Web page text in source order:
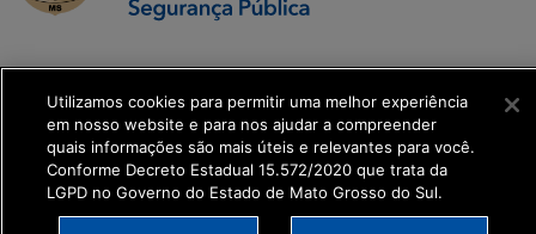
Transformação Digital
get_footer();
Utilizamos cookies para permitir uma melhor experiência
em nosso website e para nos ajudar a compreender
quais informações são mais úteis e relevantes para você.
Conforme Decreto Estadual 15.572/2020 que trata da
LGPD no Governo do Estado de Mato Grosso do Sul.